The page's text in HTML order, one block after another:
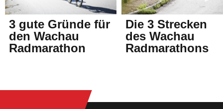
3 gute Gründe für
den Wachau
Radmarathon
Die 3 Strecken
des Wachau
Radmarathons